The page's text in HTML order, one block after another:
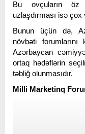
Bu ovçuların öz
uzlaşdırması isə çox
Bunun üçün də,
növbəti
Azərbaycan
ortaq hədəflərin
təbliğ olunmasıdır.
Milli Marketinq